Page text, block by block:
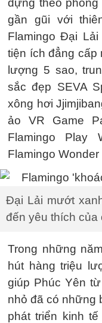
dựng theo phong
gần gũi với
Flamingo Đại
tiện ích đẳng cấp
lượng 5 sao,
sắc đẹp SEVA
xông hơi
ảo VR Game
Flamingo Play
Flamingo
Đại Lải mướt
đến yêu thích của
Trong những
hút hàng triệu
giúp Phúc Yên
nhỏ đã có những
phát triển kinh